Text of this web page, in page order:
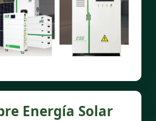
Energía Solar